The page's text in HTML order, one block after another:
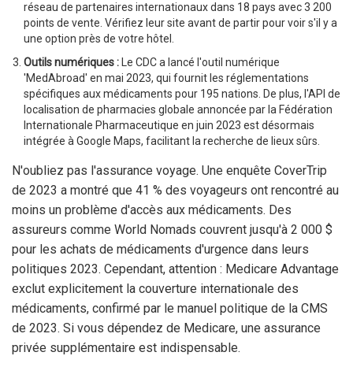
réseau de partenaires internationaux dans 18 pays avec 3 200
points de vente. Vérifiez leur site avant de partir pour voir s'il y a
une option près de votre hôtel.
Outils numériques : Le CDC a lancé l'outil numérique
'MedAbroad' en mai 2023, qui fournit les réglementations
spécifiques aux médicaments pour 195 nations. De plus, l'API de
localisation de pharmacies globale annoncée par la Fédération
Internationale Pharmaceutique en juin 2023 est désormais
intégrée à Google Maps, facilitant la recherche de lieux sûrs.
N'oubliez pas l'assurance voyage. Une enquête CoverTrip
de 2023 a montré que 41 % des voyageurs ont rencontré au
moins un problème d'accès aux médicaments. Des
assureurs comme World Nomads couvrent jusqu'à 2 000 $
pour les achats de médicaments d'urgence dans leurs
politiques 2023. Cependant, attention : Medicare Advantage
exclut explicitement la couverture internationale des
médicaments, confirmé par le manuel politique de la CMS
de 2023. Si vous dépendez de Medicare, une assurance
privée supplémentaire est indispensable.